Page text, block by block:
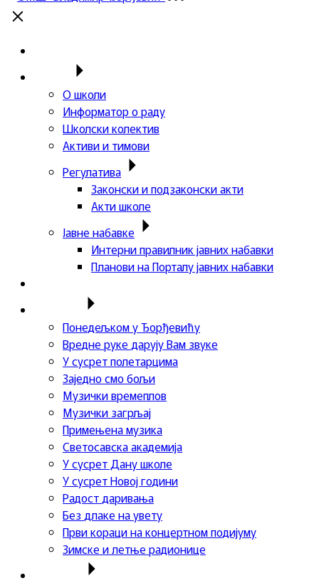
О школи
Информатор о раду
Школски колектив
Активи и тимови
Регулатива
Законски и подзаконски акти
Акти школе
Јавне набавке
Интерни правилник јавних набавки
Планови на Порталу јавних набавки
Понедељком у Ђорђевићу
Вредне руке дарују Вам звуке
У сусрет полетарцима
Заједно смо бољи
Музички времеплов
Музички загрљај
Примењена музика
Светосавска академија
У сусрет Дану школе
У сусрет Новој години
Радост даривања
Без длаке на увету
Први кораци на концертном подијуму
Зимске и летње радионице